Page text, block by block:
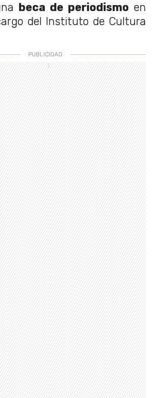
beca de periodismo en
del Instituto de Cultura